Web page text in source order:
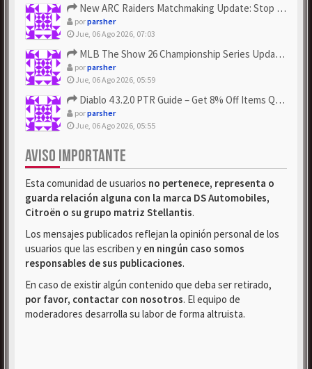
New ARC Raiders Matchmaking Update: Stop Failed - Grab Bluep...
porparsher
Jue, 06 Ago 2026, 07:03
MLB The Show 26 Championship Series Update! Get Cheap & ...
porparsher
Jue, 06 Ago 2026, 05:59
Diablo 4 3.2.0 PTR Guide – Get 8% Off Items Quickly to Test ...
porparsher
Jue, 06 Ago 2026, 05:55
AVISO IMPORTANTE
Esta comunidad de usuarios no pertenece, representa o
guarda relación alguna con la marca DS Automobiles,
Citroën o su grupo matriz Stellantis.
Los mensajes publicados reflejan la opinión personal de los
usuarios que las escriben y en ningún caso somos
responsables de sus publicaciones.
En caso de existir algún contenido que deba ser retirado,
por favor, contactar con nosotros. El equipo de
moderadores desarrolla su labor de forma altruista.